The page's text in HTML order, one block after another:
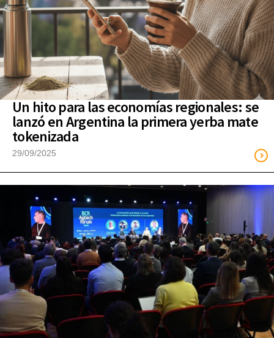
Un hito para las economías regionales: se
lanzó en Argentina la primera yerba mate
tokenizada
29/09/2025